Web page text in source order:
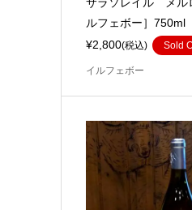
サラソレイル メル
ルフェボー］750ml
¥2,800(税込) Sold
イルフェボー